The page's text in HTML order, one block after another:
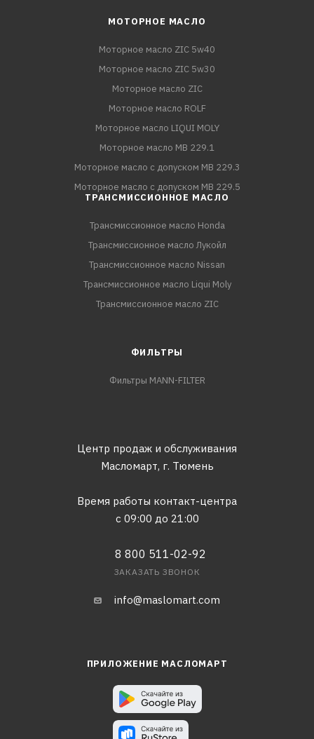
МОТОРНОЕ МАСЛО
Моторное масло ZIC 5w40
Моторное масло ZIC 5w30
Моторное масло ZIC
Моторное масло ROLF
Моторное масло LIQUI MOLY
Моторное масло MB 229.1
Моторное масло с допуском MB 229.3
Моторное масло с допуском MB 229.5
ТРАНСМИССИОННОЕ МАСЛО
Трансмиссионное масло Honda
Трансмиссионное масло Лукойл
Трансмиссионное масло Nissan
Трансмиссионное масло Liqui Moly
Трансмиссионное масло ZIC
ФИЛЬТРЫ
Фильтры MANN-FILTER
Центр продаж и обслуживания
Масломарт, г. Тюмень
Время работы контакт-центра
с 09:00 до 21:00
8 800 511-02-92
ЗАКАЗАТЬ ЗВОНОК
info@maslomart.com
ПРИЛОЖЕНИЕ МАСЛОМАРТ